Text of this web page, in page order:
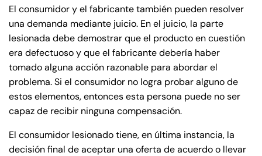
El consumidor y el fabricante también pueden resolver
una demanda mediante juicio. En el juicio, la parte
lesionada debe demostrar que el producto en cuestión
era defectuoso y que el fabricante debería haber
tomado alguna acción razonable para abordar el
problema. Si el consumidor no logra probar alguno de
estos elementos, entonces esta persona puede no ser
capaz de recibir ninguna compensación.
El consumidor lesionado tiene, en última instancia, la
decisión final de aceptar una oferta de acuerdo o llevar
Tuesday
8:30 AM – 5:00
PM
Wednesday
8:30 AM – 5:00
PM
Thursday
8:30 AM – 5:00
PM
8:30 AM – 5:00
PM
Saturday
Closed
Tuesday
8:30 AM – 5:00
PM
Wednesday
8:30 AM – 5:00
PM
Thursday
8:30 AM – 5:00
PM
8:30 AM – 5:00
PM
Saturday
Closed